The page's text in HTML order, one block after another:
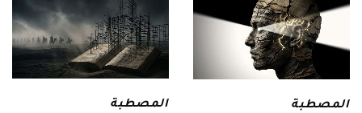
المصطبة المصطبة